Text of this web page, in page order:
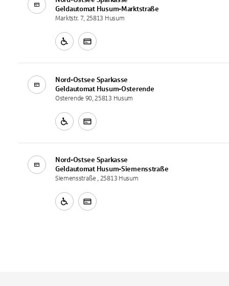
Geldautomat Husum-Marktstraße
Marktstr. 7, 25813 Husum
Nord-Ostsee Sparkasse
Geldautomat Husum-Osterende
Osterende 90, 25813 Husum
Nord-Ostsee Sparkasse
Geldautomat Husum-Siemensstraße
Siemensstraße , 25813 Husum